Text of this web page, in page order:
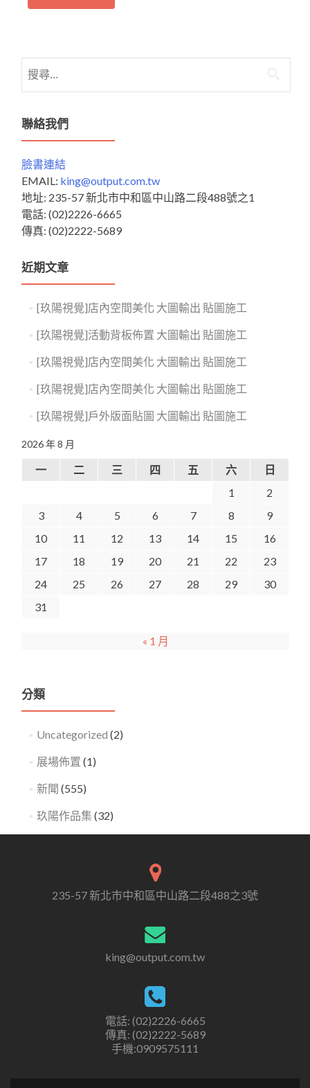
尋
鍵
字:
聯絡我們
臉書連結
EMAIL: king@output.com.tw
地址: 235-57 新北市中和區中山路二段488號之1
電話: (02)2226-6665
傳真: (02)2222-5689
近期文章
[玖陽視覺]店內空間美化 大圖輸出 貼圖施工
[玖陽視覺]活動背板佈置 大圖輸出 貼圖施工
[玖陽視覺]店內空間美化 大圖輸出 貼圖施工
[玖陽視覺]店內空間美化 大圖輸出 貼圖施工
[玖陽視覺]戶外版面貼圖 大圖輸出 貼圖施工
2026 年 8 月
一 二 三 四 五 六
日
1
2
3
4 5 6 7 8
9
10
11 12 13 14 15
16
17
18 19 20 21 22
23
24
25 26 27 28 29
30
31
« 1 月
分類
Uncategorized (2)
展場佈置 (1)
新聞 (555)
玖陽作品集 (32)
235-57 新北市中和區中山路二段488之3號
king@output.com.tw
電話: (02)2226-6665
傳真: (02)2222-5689
手機:0909575111